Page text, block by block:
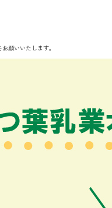
願いいたします。